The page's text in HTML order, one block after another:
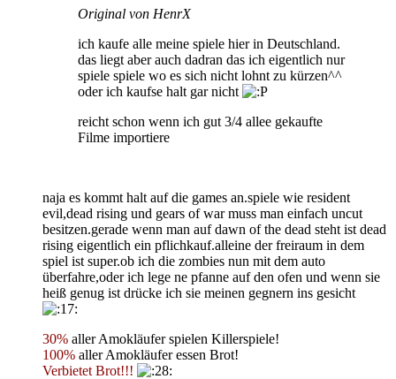
Original von HenrX
ich kaufe alle meine spiele hier in Deutschland.
das liegt aber auch dadran das ich eigentlich nur
spiele spiele wo es sich nicht lohnt zu kürzen^^
oder ich kaufse halt gar nicht
reicht schon wenn ich gut 3/4 allee gekaufte
Filme importiere
naja es kommt halt auf die games an.spiele wie resident
evil,dead rising und gears of war muss man einfach uncut
besitzen.gerade wenn man auf dawn of the dead steht ist dead
rising eigentlich ein pflichkauf.alleine der freiraum in dem
spiel ist super.ob ich die zombies nun mit dem auto
überfahre,oder ich lege ne pfanne auf den ofen und wenn sie
heiß genug ist drücke ich sie meinen gegnern ins gesicht
30% aller Amokläufer spielen Killerspiele!
100% aller Amokläufer essen Brot!
Verbietet Brot!!!